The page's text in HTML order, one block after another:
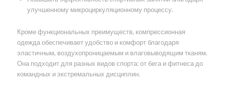
улучшенному микроциркуляционному процессу.
Кроме функциональных преимуществ, компрессионная
одежда обеспечивает удобство и комфорт благодаря
эластичным, воздухопроницаемым и влаговыводящим тканям.
Она подходит для разных видов спорта: от бега и фитнеса до
командных и экстремальных дисциплин.